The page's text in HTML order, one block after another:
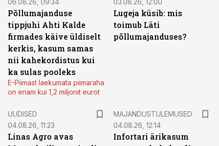
06.08.26, 09:34
Põllumajanduse
tippjuhi Ahti Kalde
firmades käive üldiselt
kerkis, kasum samas
nii kahekordistus kui
ka sulas pooleks
E-Piimast laekumata piimaraha
on enam kui 1,2 miljonit eurot
03.08.26, 12:00
Lugeja küsib: mis
toimub Läti
põllumajanduses?
UUDISED
04.08.26, 11:23
Linas Agro avas
MAJANDUSTULEMUSED
04.08.26, 12:14
Infortari ärikasum